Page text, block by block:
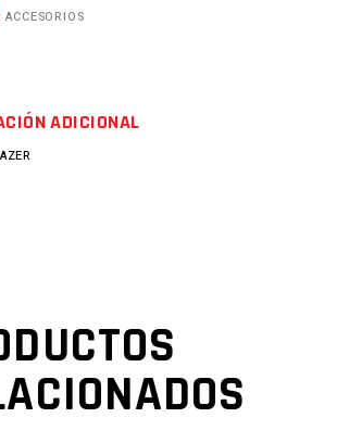
ACCESORIOS
ADICIONAL